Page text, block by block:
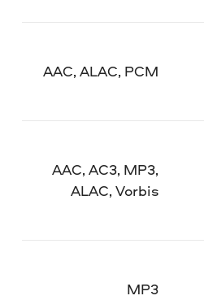
AAC, ALAC, PCM
AAC, AC3, MP3,
ALAC, Vorbis
MP3